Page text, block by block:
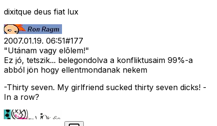
dixitque deus fiat lux
2007.01.19. 06:51#177
"Utánam vagy elõlem!"
Ez jó, tetszik... belegondolva a konfliktusaim 99%-a
abból jön hogy ellentmondanak nekem
-Thirty seven. My girlfriend sucked thirty seven dicks! -
In a row?